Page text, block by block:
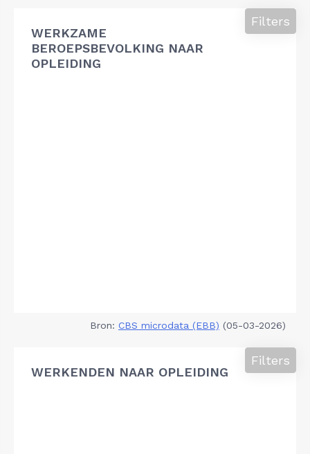
WERKZAME
BEROEPSBEVOLKING NAAR
OPLEIDING
Filters
Bron: CBS microdata (EBB) (05-03-2026)
WERKENDEN NAAR OPLEIDING
Filters